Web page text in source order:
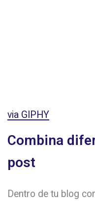
via GIPHY
Combina
post
Dentro de tu blog